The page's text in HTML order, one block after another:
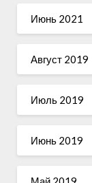
Июнь 2021
Август 2019
Июль 2019
Июнь 2019